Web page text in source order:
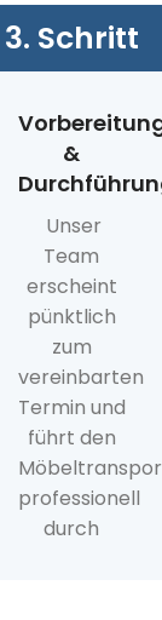
3. Schritt
&
Unser
Team
erscheint
pünktlich
zum
vereinbarten
Termin und
führt den
professionell
durch